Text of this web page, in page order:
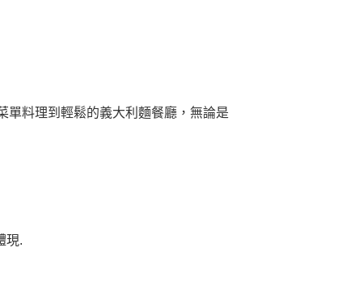
單料理到輕鬆的義大利麵餐廳，無論是
現.